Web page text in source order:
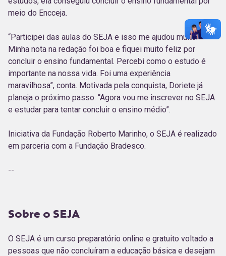
meio do Encceja.
“Participei das aulas do SEJA e isso me ajudou muito.
Minha nota na redação foi boa e fiquei muito feliz por
concluir o ensino fundamental. Percebi como o estudo é
importante na nossa vida. Foi uma experiência
maravilhosa”, conta. Motivada pela conquista, Doriete já
planeja o próximo passo: “Agora vou me inscrever no SEJA
e estudar para tentar concluir o ensino médio”.
Iniciativa da Fundação Roberto Marinho, o SEJA é realizado
em parceria com a Fundação Bradesco.
--
Sobre o SEJA
O SEJA é um curso preparatório online e gratuito voltado a
pessoas que não concluíram a educação básica e desejam